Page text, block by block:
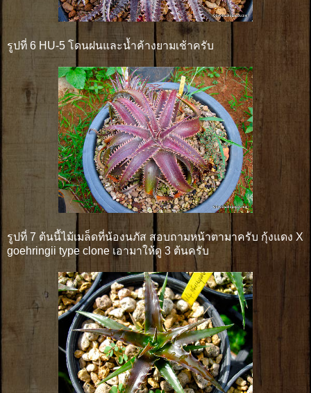
รูปที่ 6 HU-5 โดนฝนและน้ำค้างยามเช้าครับ
รูปที่ 7 ต้นนี้ไม้เมล็ดที่น้องนภัส สอบถามหน้าตามาครับ กุ้งแดง X
goehringii type clone เอามาให้ดู 3 ต้นครับ